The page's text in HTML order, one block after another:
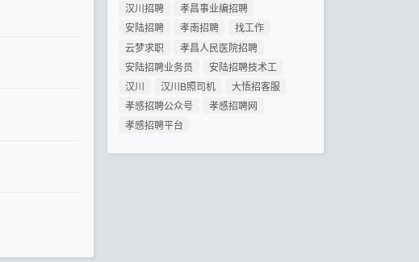
汉川招聘
孝昌事业编招聘
安陆招聘
孝南招聘
找工作
云梦求职
孝昌人民医院招聘
安陆招聘业务员
安陆招聘技术工
汉川
汉川B照司机
大悟招客服
孝感招聘公众号
孝感招聘网
孝感招聘平台